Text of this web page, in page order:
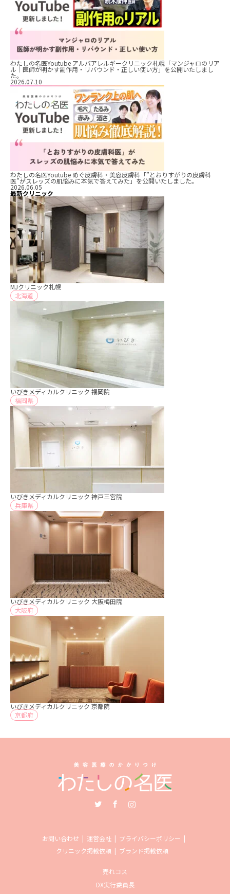
わたしの名医Youtube アルバアレルギークリニック札幌「マンジャロのリア
ル｜医師が明かす副作用・リバウンド・正しい使い方」を公開いたしまし
た。
2026.07.10
わたしの名医Youtube めぐ皮膚科・美容皮膚科「”とおりすがりの皮膚科
医”がスレッズの肌悩みに本気で答えてみた」を公開いたしました。
2026.06.05
最新クリニック
MJクリニック札幌
北海道
いびきメディカルクリニック 福岡院
福岡県
いびきメディカルクリニック 神戸三宮院
兵庫県
いびきメディカルクリニック 大阪梅田院
大阪府
いびきメディカルクリニック 京都院
京都府
お問い合わせ 運営会社
プライバシーポリシー
クリニック掲載依頼
ブランド掲載依頼
売れコス
DX実行委員長